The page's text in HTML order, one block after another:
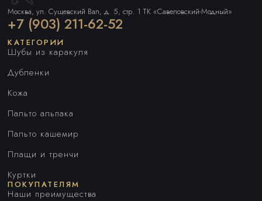
Москва, ул. Сущевский Вал, д. 5, стр. 1 ТК «Савеловский-Модный»
+7 (903) 211-62-52
КАТЕГОРИИ
Шубы из каракуля
Дубленки
Кожа
Пальто альпака
Пальто кашемир
Плащи и тренчи
Куртки
ПОКУПАТЕЛЯМ
Наши преимущества